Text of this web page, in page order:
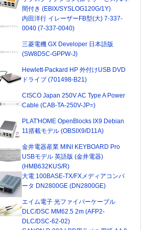
間付き (EBIX/SYSLOG120G/1Y)
内田洋行 イレーザーFB型(大) 7-337-
0040 (7-337-0040)
三菱電機 GX Developer 日本語版
(SW8D5C-GPPW-J)
Hewlett-Packard HP 外付けUSB DVD
ドライブ (701498-B21)
CISCO Japan 250V AC Type A Power
Cable (CAB-TA-250V-JP=)
PLAT'HOME OpenBlocks IX9 Debian
11搭載モデル (OBSIX9/D11A)
金井電器産業 MINI KEYBOARD Pro
USBモデル 英語版 (金井電器)
(HMB632KUS/R)
大電 100BASE-TX/FXメディアコンバ
ータ DN2800GE (DN2800GE)
エイム電子 光ファイバーケーブル
DLC/DSC MM62.5 2m (AFP2-
DLC/DSC-62-02)